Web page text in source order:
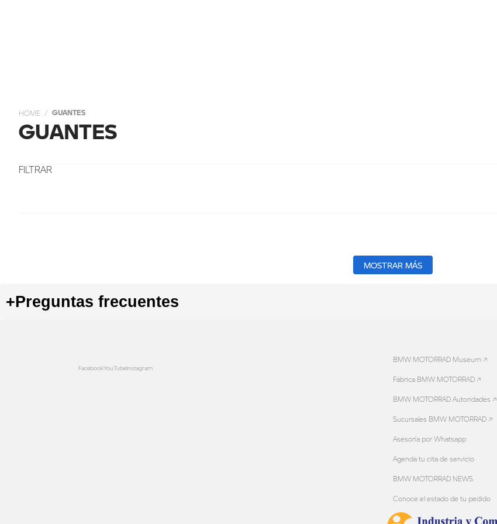
GUANTES
GUANTES
MOSTRAR MÁS
+Preguntas frecuentes
FacebookYouTubeInstagram
BMW MOTORRAD Museum ↗
Fábrica BMW MOTORRAD ↗
BMW MOTORRAD Autoridades ↗
Sucursales BMW MOTORRAD ↗
Asesoría por Whatsapp
Agenda tu cita de servicio
BMW MOTORRAD NEWS
Conoce el estado de tu pedido